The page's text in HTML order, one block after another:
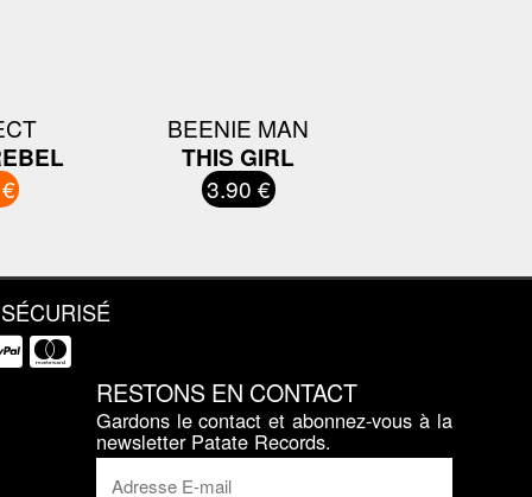
BEENIE MAN
THIS GIRL
3.90 €
RESTONS EN CONTACT
Gardons le contact et abonnez-vous à la
newsletter Patate Records.